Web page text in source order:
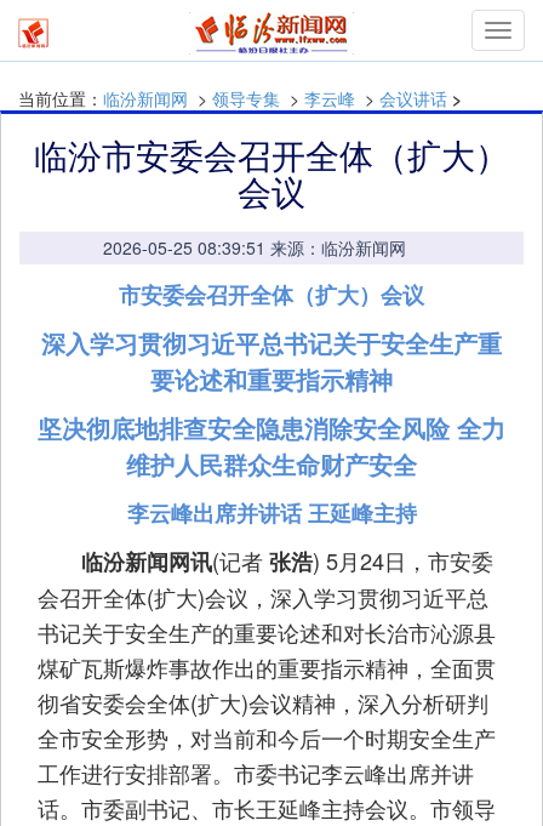
当前位置： 临汾新闻网 > 领导专集 > 李云峰 > 会议讲话 >
临汾市安委会召开全体（扩大）
会议
2026-05-25 08:39:51 来源：临汾新闻网
市安委会召开全体（扩大）会议
深入学习贯彻习近平总书记关于安全生产重
要论述和重要指示精神
坚决彻底地排查安全隐患消除安全风险 全力
维护人民群众生命财产安全
李云峰出席并讲话 王延峰主持
临汾新闻网讯(记者张浩) 5月24日，市安委
会召开全体(扩大)会议，深入学习贯彻习近平总
书记关于安全生产的重要论述和对长治市沁源县
煤矿瓦斯爆炸事故作出的重要指示精神，全面贯
彻省安委会全体(扩大)会议精神，深入分析研判
全市安全形势，对当前和今后一个时期安全生产
工作进行安排部署。市委书记李云峰出席并讲
话。市委副书记、市长王延峰主持会议。市领导